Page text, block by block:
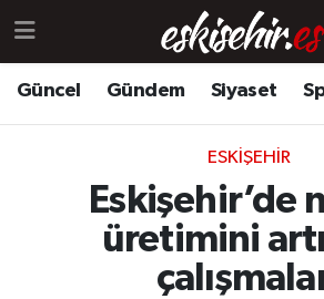
Güncel Gündem Siyaset
ESKIŞEHIR
Eskişehir’de
üretimini